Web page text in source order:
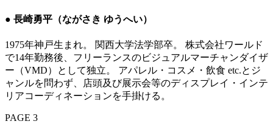
● 長崎勇平（ながさき ゆうへい）
1975年神戸生まれ。 関西大学法学部卒。 株式会社ワールド
で14年勤務後、フリーランスのビジュアルマーチャンダイザ
ー（VMD）として独立。 アパレル・コスメ・飲食 etc.とジ
ャンルを問わず、店頭及び展示会等のディスプレイ・インテ
リアコーディネーションを手掛ける。
PAGE 3